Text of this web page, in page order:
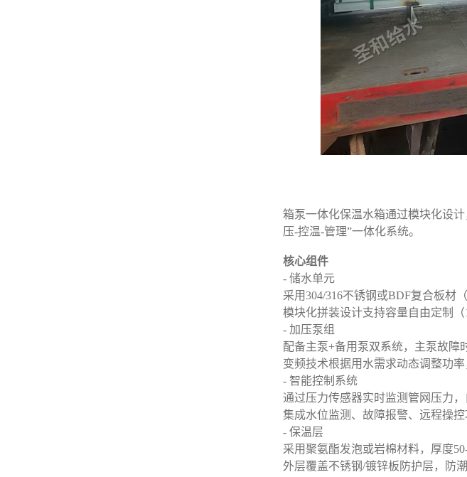
箱泵一体化保温水箱通过模块化设
压-控温-管理”一体化系统。
核心组件
- 储水单元
采用304/316不锈钢或BDF复合板材
模块化拼装设计支持容量自由定制（
- 加压泵组
配备主泵+备用泵双系统，主泵故障
变频技术根据用水需求动态调整功率
- 智能控制系统
通过压力传感器实时监测管网压力，
集成水位监测、故障报警、远程操控
- 保温层
采用聚氨酯发泡或岩棉材料，厚度
外层覆盖不锈钢/镀锌板防护层，防